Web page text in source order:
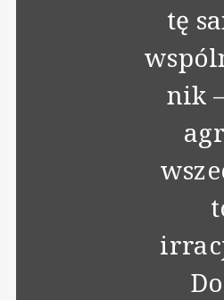
tę
nik